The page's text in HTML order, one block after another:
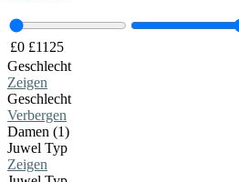
£0 £1125
Geschlecht
Zeigen
Geschlecht
Verbergen
Damen (1)
Juwel Typ
Zeigen